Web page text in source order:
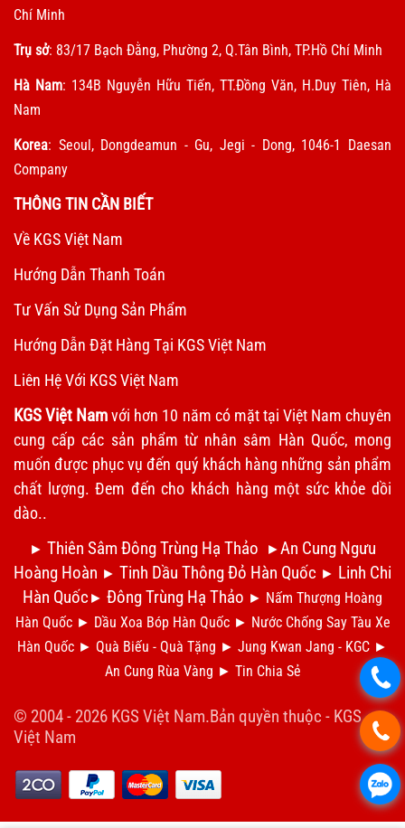
Chí Minh
Trụ sở: 83/17 Bạch Đằng, Phường 2, Q.Tân Bình, TP.Hồ Chí Minh
Hà Nam: 134B Nguyễn Hữu Tiến, TT.Đồng Văn, H.Duy Tiên, Hà
Nam
Korea: Seoul, Dongdeamun - Gu, Jegi - Dong, 1046-1 Daesan
Company
THÔNG TIN CẦN BIẾT
Về KGS Việt Nam
Hướng Dẫn Thanh Toán
Tư Vấn Sử Dụng Sản Phẩm
Hướng Dẫn Đặt Hàng Tại KGS Việt Nam
Liên Hệ Với KGS Việt Nam
KGS Việt Namvới hơn 10 năm có mặt tại Việt Nam chuyên
cung cấp các sản phẩm từ nhân sâm Hàn Quốc, mong
muốn được phục vụ đến quý khách hàng những sản phẩm
chất lượng. Đem đến cho khách hàng một sức khỏe dồi
dào..
.
.
.
► Thiên Sâm Đông Trùng Hạ Thảo ►An Cung Ngưu
Hoàng Hoàn ► Tinh Dầu Thông Đỏ Hàn Quốc ► Linh Chi
Hàn Quốc ► Đông Trùng Hạ Thảo ► Nấm Thượng Hoàng
Hàn Quốc ► Dầu Xoa Bóp Hàn Quốc ► Nước Chống Say Tàu Xe
Hàn Quốc ► Quà Biếu - Quà Tặng ► Jung Kwan Jang - KGC ►
An Cung Rùa Vàng ► Tin Chia Sẻ
© 2004 - 2026 KGS Việt Nam.Bản quyền thuộc - KGS
Việt Nam